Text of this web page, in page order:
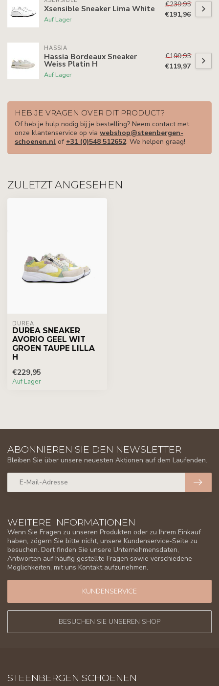
Xsensible Sneaker Lima White
Auf Lager
€239,95
€191,96
HASSIA
Hassia Bordeaux Sneaker
Weiss Platin H
Auf Lager
€199,95
€119,97
HEB JE VRAGEN OVER DIT PRODUCT?
Of heb je hulp nodig bij je bestelling? Neem contact met
onze klantenservice op via webshop@steenbergen-
schoenen.nl of +31 (0)548 512652. We helpen graag!
ZULETZT ANGESEHEN
DUREA
DUREA SNEAKER
AVORIO GEEL WIT
GROEN TAUPE LILLA
H
€229,95
Auf Lager
WEITERE INFORMATIONEN
Wenn Sie Fragen zu unseren Produkten oder zu Ihrem Einkauf
haben, zögern Sie bitte nicht, unsere Kundenservice-Seite zu
besuchen. Dort finden Sie unsere Unternehmensdaten,
Antworten auf häufig gestellte Fragen sowie verschiedene
Möglichkeiten, mit uns Kontakt aufzunehmen.
KUNDENSERVICE
BESUCHEN SIE UNSEREN SHOP
ABONNIEREN SIE DEN NEWSLETTER
Bleiben Sie über unsere neuesten Aktionen auf dem Laufenden.
STEENBERGEN SCHOENEN